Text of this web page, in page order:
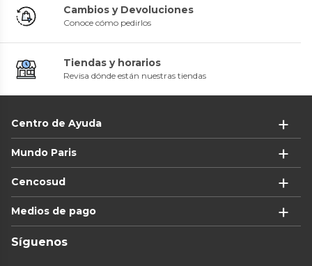
Cambios y Devoluciones
Conoce cómo pedirlos
Tiendas y horarios
Revisa dónde están nuestras tiendas
Centro de Ayuda
Mundo Paris
Cencosud
Medios de pago
Síguenos